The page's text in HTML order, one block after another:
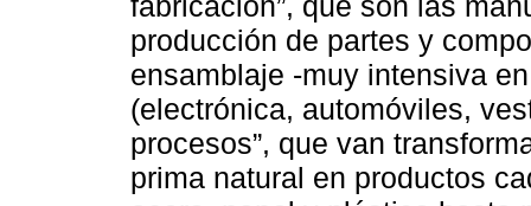
producción de partes y
ensamblaje -muy intensiva
(electrónica, automóviles,
procesos”, que van
prima natural en productos